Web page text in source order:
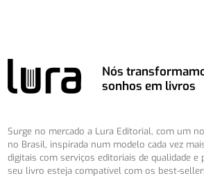
Nós
sonhos em livros
Surge no mercado a Lura Editorial, com um
no Brasil, inspirada num modelo cada vez
digitais com serviços editoriais de qualidade e
seu livro esteja compatível com os best-